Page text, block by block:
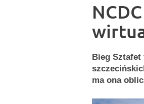
Bieg Sztafet
ma ona